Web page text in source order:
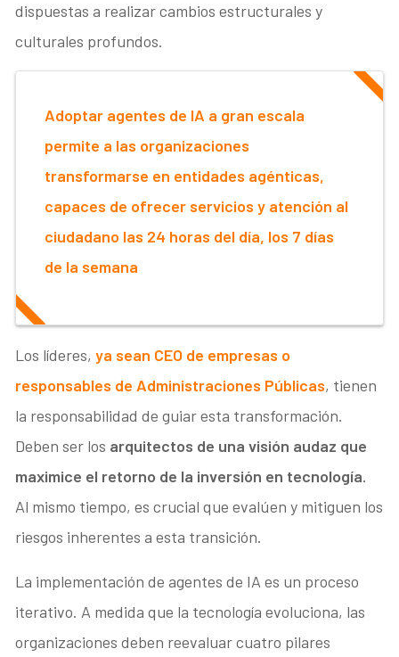
dispuestas a realizar cambios estructurales y
culturales profundos.
Adoptar agentes de IA a gran escala
permite a las organizaciones
transformarse en entidades agénticas,
capaces de ofrecer servicios y atención al
ciudadano las 24 horas del día, los 7 días
de la semana
Los líderes,ya sean CEO de empresas o
responsables de Administraciones Públicas, tienen
la responsabilidad de guiar esta transformación.
Deben ser los arquitectos de una visión audaz que
maximice el retorno de la inversión en tecnología.
Al mismo tiempo, es crucial que evalúen y mitiguen los
riesgos inherentes a esta transición.
La implementación de agentes de IA es un proceso
iterativo. A medida que la tecnología evoluciona, las
organizaciones deben reevaluar cuatro pilares